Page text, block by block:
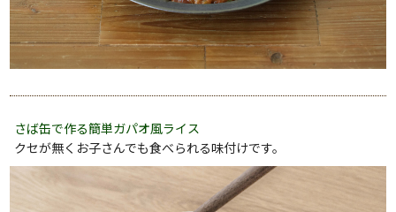
さば缶で作る簡単ガパオ風ライス
クセが無くお子さんでも食べられる味付けです。